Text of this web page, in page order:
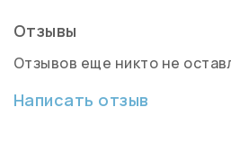
Отзывы
Отзывов еще никто не
Написать отзыв